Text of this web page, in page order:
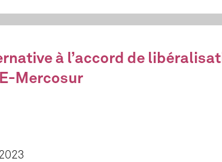
à l’accord de
Mercosur